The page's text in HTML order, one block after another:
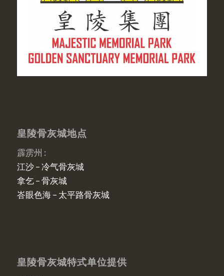
皇陵骨灰城地点
霹雳州 :
江沙 – 冷气骨灰城
拿乞 – 骨灰城
峇眼色海 – 太平路骨灰城
皇陵骨灰城特式单位提供